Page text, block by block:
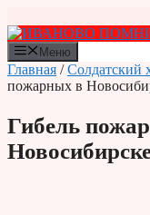
к
содержимому
Меню
Главная /Солдатский
пожарных в
Гибель